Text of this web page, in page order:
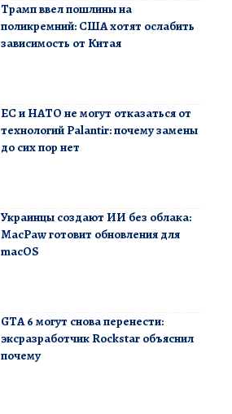
Трамп ввел пошлины на
поликремний: США хотят ослабить
зависимость от Китая
ЕС и НАТО не могут отказаться от
технологий Palantir: почему замены
до сих пор нет
Украинцы создают ИИ без облака:
MacPaw готовит обновления для
macOS
GTA 6 могут снова перенести:
эксразработчик Rockstar объяснил
почему